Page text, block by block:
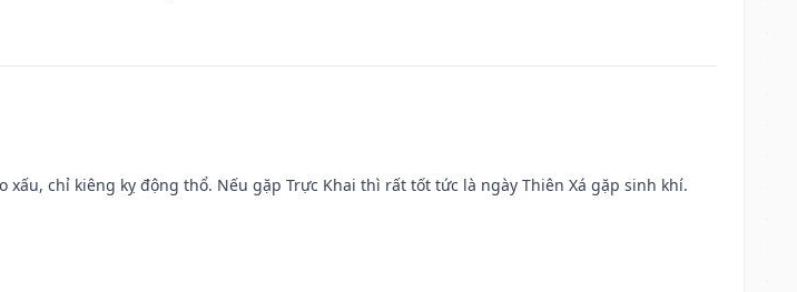
xấu, chỉ kiêng kỵ động thổ. Nếu gặp Trực Khai thì rất tốt tức là ngày Thiên Xá gặp sinh khí.